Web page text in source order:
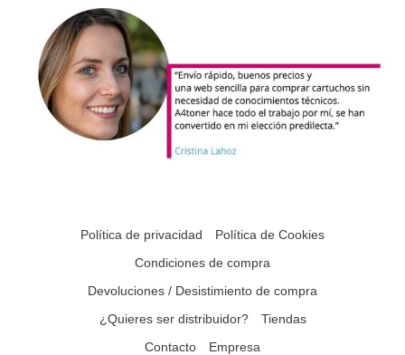
Política de privacidad
Política de Cookies
Condiciones de compra
Devoluciones / Desistimiento de compra
¿Quieres ser distribuidor?
Tiendas
Contacto
Empresa